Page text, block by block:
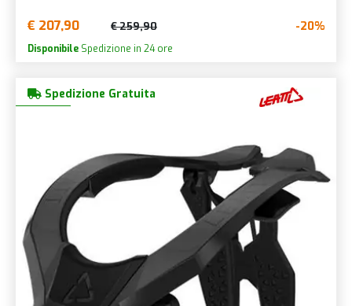
€ 207,90 € 259,90 -20%
Disponibile Spedizione in 24 ore
Spedizione Gratuita